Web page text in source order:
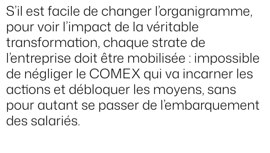
S’il est facile de changer l’organigramme,
pour voir l’impact de la véritable
transformation, chaque strate de
l’entreprise doit être mobilisée : impossible
de négliger le COMEX qui va incarner les
actions et débloquer les moyens, sans
pour autant se passer de l’embarquement
des salariés.